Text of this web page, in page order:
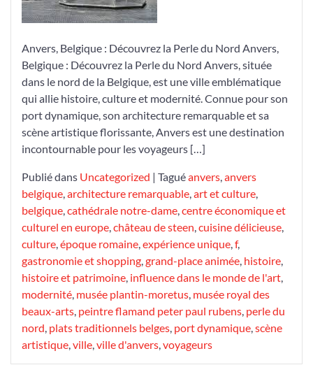
Anvers, Belgique : Découvrez la Perle du Nord Anvers,
Belgique : Découvrez la Perle du Nord Anvers, située
dans le nord de la Belgique, est une ville emblématique
qui allie histoire, culture et modernité. Connue pour son
port dynamique, son architecture remarquable et sa
scène artistique florissante, Anvers est une destination
incontournable pour les voyageurs […]
Publié dans Uncategorized | Taguéanvers anvers
belgique architecture remarquable art et culture
belgique cathédrale notre-dame centre économique et
culturel en europe château de steen cuisine délicieuse
culture époque romaine expérience unique f,
gastronomie et shopping grand-place animée histoire
histoire et patrimoine influence dans le monde de l'art
modernité musée plantin-moretus musée royal des
beaux-arts peintre flamand peter paul rubens perle du
nord plats traditionnels belges port dynamique scène
artistique ville ville d'anvers voyageurs